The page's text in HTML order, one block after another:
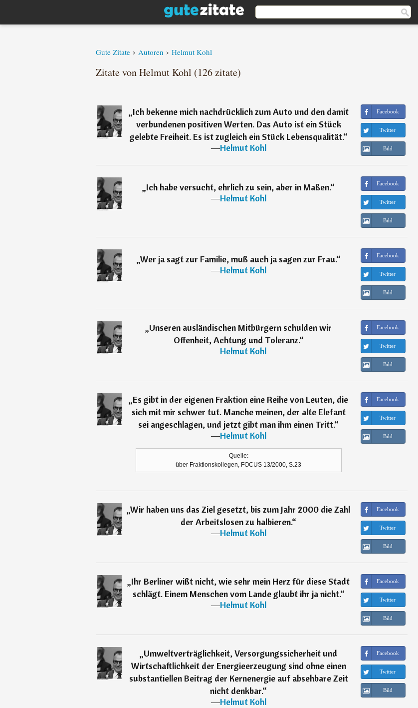
Gute Zitate › Autoren › Helmut Kohl
Zitate von Helmut Kohl (126 zitate)
„Ich bekenne mich nachdrücklich zum Auto und den damit
verbundenen positiven Werten. Das Auto ist ein Stück
gelebte Freiheit. Es ist zugleich ein Stück Lebensqualität.“
―Helmut Kohl
Facebook
Twitter
Bild
„Ich habe versucht, ehrlich zu sein, aber in Maßen.“
―Helmut Kohl
Facebook
Twitter
Bild
„Wer ja sagt zur Familie, muß auch ja sagen zur Frau.“
―Helmut Kohl
Facebook
Twitter
Bild
„Unseren ausländischen Mitbürgern schulden wir
Offenheit, Achtung und Toleranz.“
―Helmut Kohl
Facebook
Twitter
Bild
„Es gibt in der eigenen Fraktion eine Reihe von Leuten, die
sich mit mir schwer tut. Manche meinen, der alte Elefant
sei angeschlagen, und jetzt gibt man ihm einen Tritt.“
―Helmut Kohl
Quelle:
über Fraktionskollegen, FOCUS 13/2000, S.23
Facebook
Twitter
Bild
„Wir haben uns das Ziel gesetzt, bis zum Jahr 2000 die Zahl
der Arbeitslosen zu halbieren.“
―Helmut Kohl
Facebook
Twitter
Bild
„Ihr Berliner wißt nicht, wie sehr mein Herz für diese Stadt
schlägt. Einem Menschen vom Lande glaubt ihr ja nicht.“
―Helmut Kohl
Facebook
Twitter
Bild
„Umweltverträglichkeit, Versorgungssicherheit und
Wirtschaftlichkeit der Energieerzeugung sind ohne einen
substantiellen Beitrag der Kernenergie auf absehbare Zeit
nicht denkbar.“
―Helmut Kohl
Facebook
Twitter
Bild